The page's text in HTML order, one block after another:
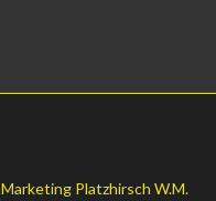
Marketing Platzhirsch W.M.